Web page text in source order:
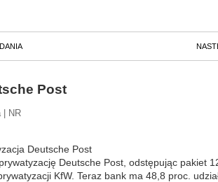
Post
| NR
Deutsche Post
Deutsche Post, odstępując pakiet
KfW. Teraz bank ma 48,8 proc.